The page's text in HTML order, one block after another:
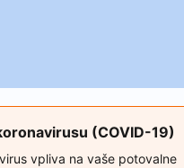
(COVID-19)
vpliva na vaše potovalne